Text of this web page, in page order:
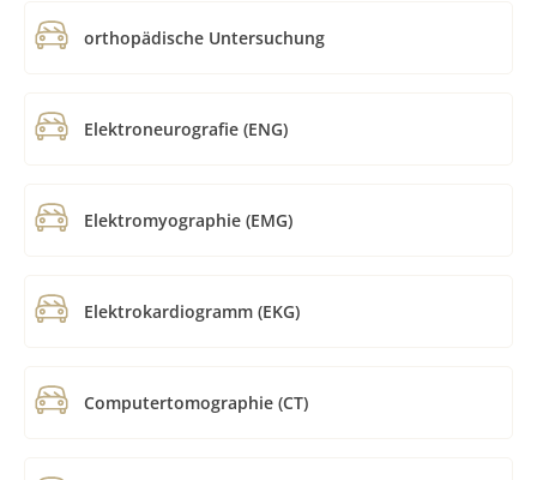
orthopädische Untersuchung
Elektroneurografie (ENG)
Elektromyographie (EMG)
Elektrokardiogramm (EKG)
Computertomographie (CT)